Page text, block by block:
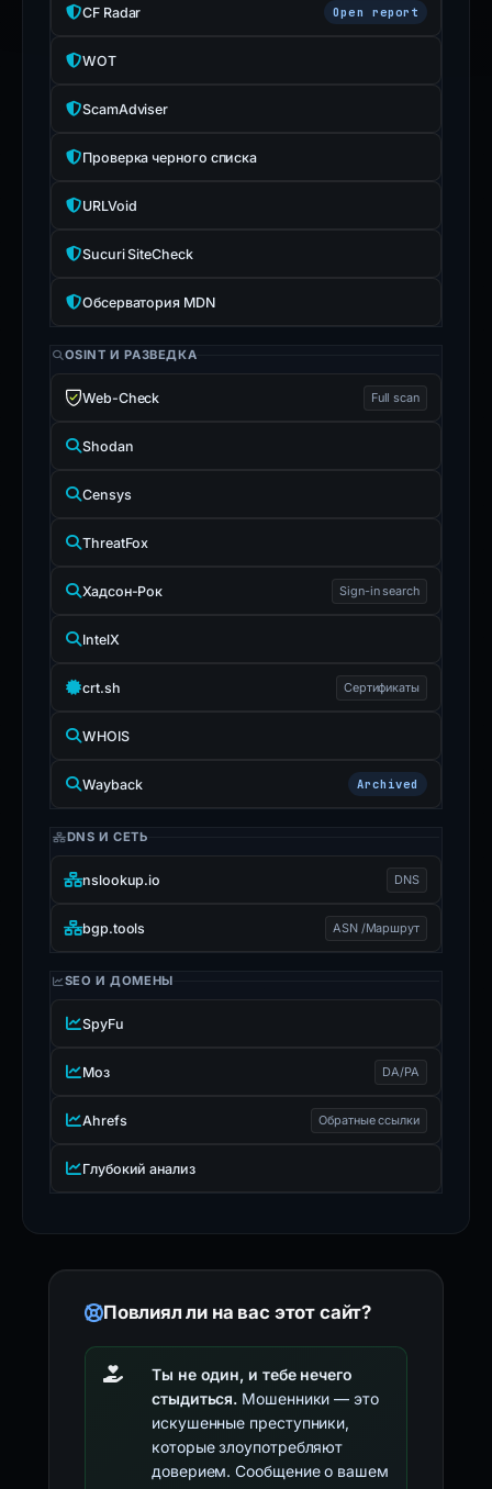
CF Radar Open report
WOT
ScamAdviser
Проверка черного списка
URLVoid
Sucuri SiteCheck
Обсерватория MDN
OSINT И РАЗВЕДКА
Web-Check Full scan
Shodan
Censys
ThreatFox
Хадсон-Рок Sign-in search
IntelX
crt.sh Сертификаты
WHOIS
Wayback Archived
DNS И СЕТЬ
nslookup.io DNS
bgp.tools ASN /Маршрут
SEO И ДОМЕНЫ
SpyFu
Моз DA/PA
Ahrefs Обратные ссылки
Глубокий анализ
Повлиял ли на вас этот сайт?
Ты не один, и тебе нечего
стыдиться. Мошенники — это
искушенные преступники,
которые злоупотребляют
доверием. Сообщение о вашем